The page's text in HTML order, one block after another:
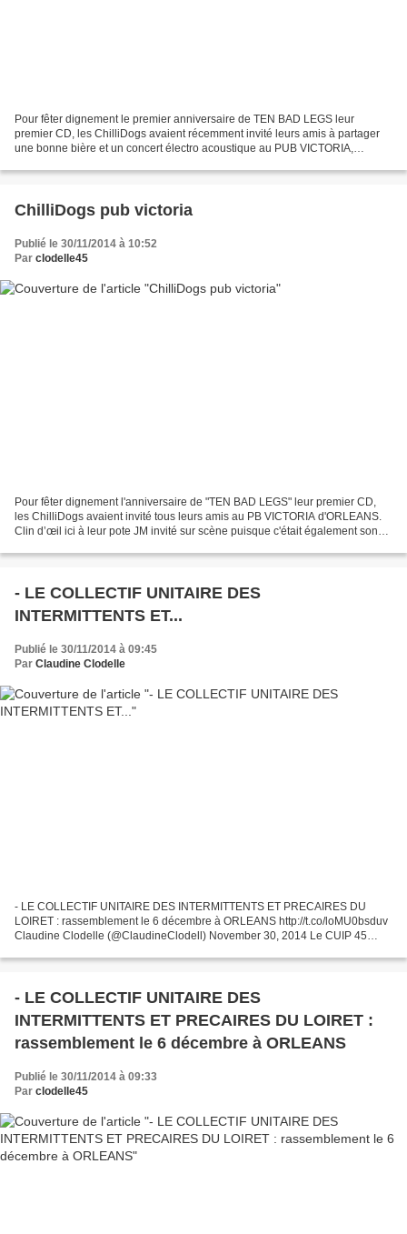
Pour fêter dignement le premier anniversaire de TEN BAD LEGS leur
premier CD, les ChilliDogs avaient récemment invité leurs amis à partager
une bonne bière et un concert électro acoustique au PUB VICTORIA,
ChilliDogs pub victoria
Publié le 30/11/2014 à 10:52
Par clodelle45
Pour fêter dignement l'anniversaire de "TEN BAD LEGS" leur premier CD,
les ChilliDogs avaient invité tous leurs amis au PB VICTORIA d'ORLEANS.
Clin d’œil ici à leur pote JM invité sur scène puisque c'était également son
- LE COLLECTIF UNITAIRE DES
INTERMITTENTS ET...
Publié le 30/11/2014 à 09:45
Par Claudine Clodelle
- LE COLLECTIF UNITAIRE DES INTERMITTENTS ET PRECAIRES DU
LOIRET : rassemblement le 6 décembre à ORLEANS http://t.co/loMU0bsduv
Claudine Clodelle (@ClaudineClodell) November 30, 2014 Le CUIP 45
- LE COLLECTIF UNITAIRE DES
INTERMITTENTS ET PRECAIRES DU LOIRET :
rassemblement le 6 décembre à ORLEANS
Publié le 30/11/2014 à 09:33
Par clodelle45